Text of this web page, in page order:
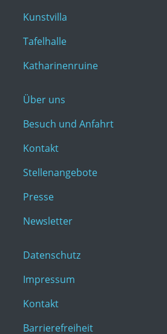
Kunstvilla
Tafelhalle
Katharinenruine
Über uns
Besuch und Anfahrt
Kontakt
Stellenangebote
Presse
Newsletter
Datenschutz
Impressum
Kontakt
Barrierefreiheit